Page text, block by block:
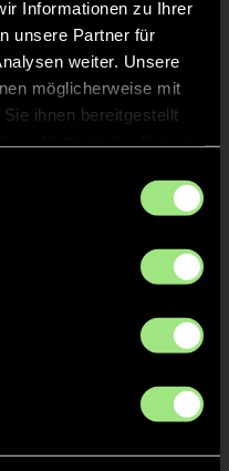
Informationen zu Ihrer
unsere Partner für
weiter. Unsere
möglicherweise mit
ihnen bereitgestellt